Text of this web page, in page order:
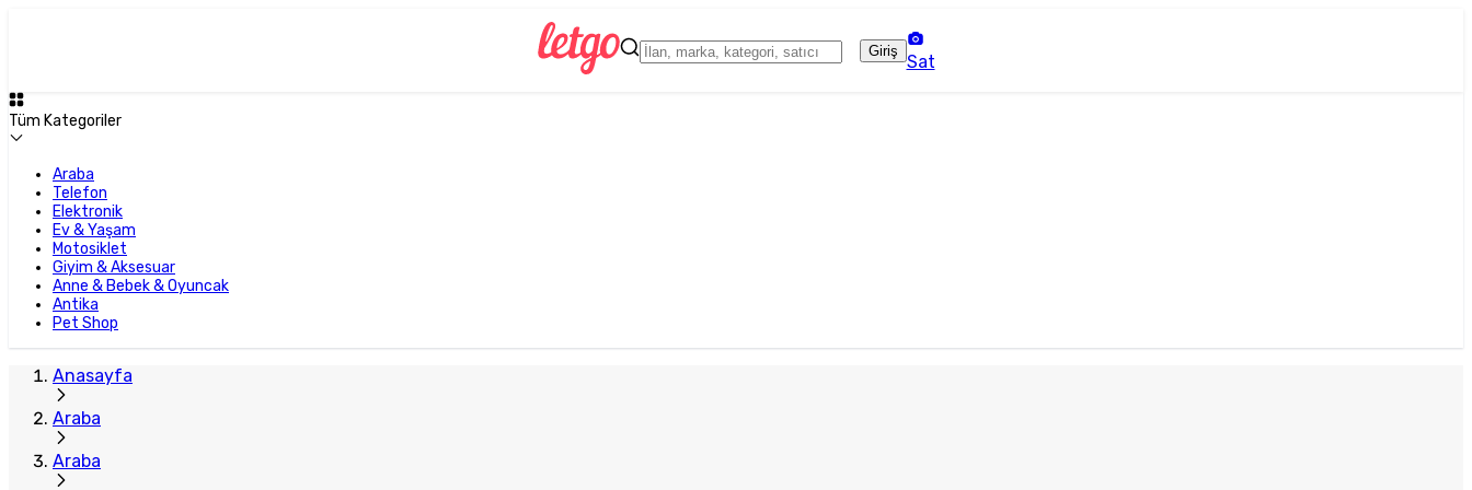
Giriş
Sat
Tüm Kategoriler
Araba
Telefon
Elektronik
Ev & Yaşam
Motosiklet
Giyim & Aksesuar
Anne & Bebek & Oyuncak
Antika
Pet Shop
Anasayfa
Araba
Araba